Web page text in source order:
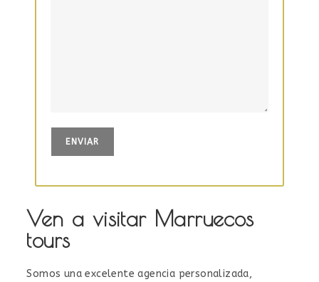
Ven a visitar Marruecos
tours
Somos una excelente agencia personalizada,